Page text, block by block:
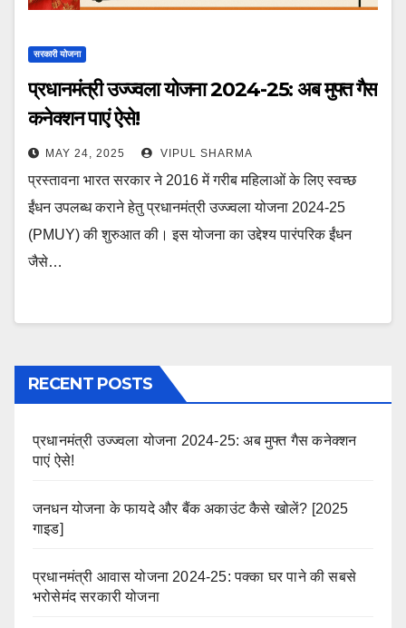
सरकारी योजना
प्रधानमंत्री उज्ज्वला योजना 2024-25: अब मुफ्त गैस
कनेक्शन पाएं ऐसे!
MAY 24, 2025 VIPUL SHARMA
प्रस्तावना भारत सरकार ने 2016 में गरीब महिलाओं के लिए स्वच्छ
ईंधन उपलब्ध कराने हेतु प्रधानमंत्री उज्ज्वला योजना 2024-25
(PMUY) की शुरुआत की। इस योजना का उद्देश्य पारंपरिक ईंधन
जैसे…
RECENT POSTS
प्रधानमंत्री उज्ज्वला योजना 2024-25: अब मुफ्त गैस कनेक्शन
पाएं ऐसे!
जनधन योजना के फायदे और बैंक अकाउंट कैसे खोलें? [2025
गाइड]
प्रधानमंत्री आवास योजना 2024-25: पक्का घर पाने की सबसे
भरोसेमंद सरकारी योजना